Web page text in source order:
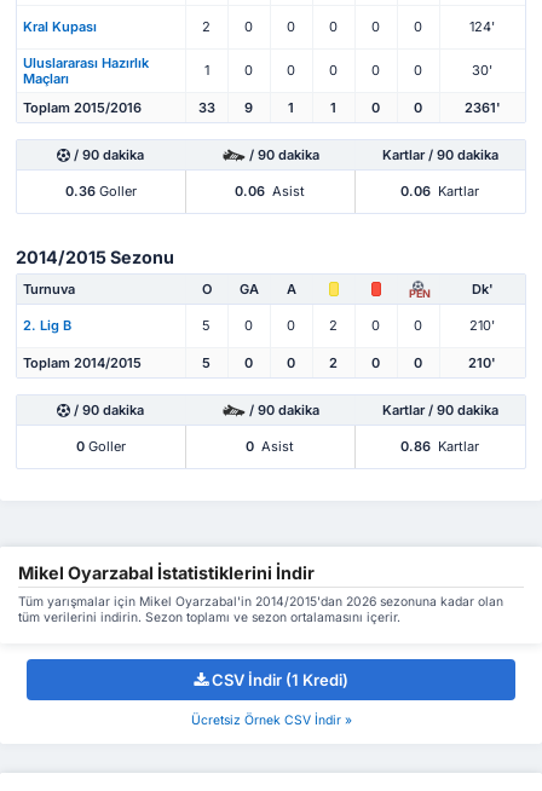
Kral Kupası 2 0 0 0 0 0 124'
Uluslararası Hazırlık
Maçları
1 0 0 0 0 0 30'
Toplam 2015/2016 33 9 1 1 0 0 2361'
/ 90 dakika / 90 dakika Kartlar / 90 dakika
0.36Goller 0.06 Asist 0.06 Kartlar
2014/2015 Sezonu
Turnuva O GA A PEN Dk'
2. Lig B 5 0 0 2 0 0 210'
Toplam 2014/2015 5 0 0 2 0 0 210'
/ 90 dakika / 90 dakika Kartlar / 90 dakika
0Goller 0 Asist 0.86 Kartlar
Mikel Oyarzabal İstatistiklerini İndir
Tüm yarışmalar için Mikel Oyarzabal'in 2014/2015'dan 2026 sezonuna kadar olan
tüm verilerini indirin. Sezon toplamı ve sezon ortalamasını içerir.
CSV İndir (1 Kredi)
Ücretsiz Örnek CSV İndir »